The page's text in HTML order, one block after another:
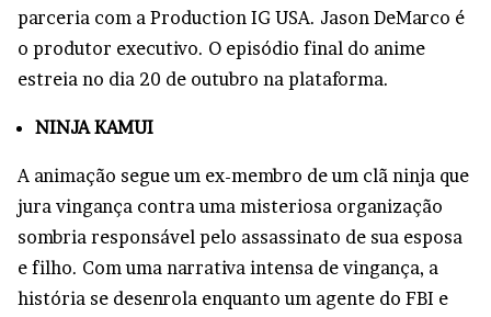
parceria com a Production IG USA. Jason DeMarco é
o produtor executivo. O episódio final do anime
estreia no dia 20 de outubro na plataforma.
NINJA KAMUI
A animação segue um ex-membro de um clã ninja que
jura vingança contra uma misteriosa organização
sombria responsável pelo assassinato de sua esposa
e filho. Com uma narrativa intensa de vingança, a
história se desenrola enquanto um agente do FBI e